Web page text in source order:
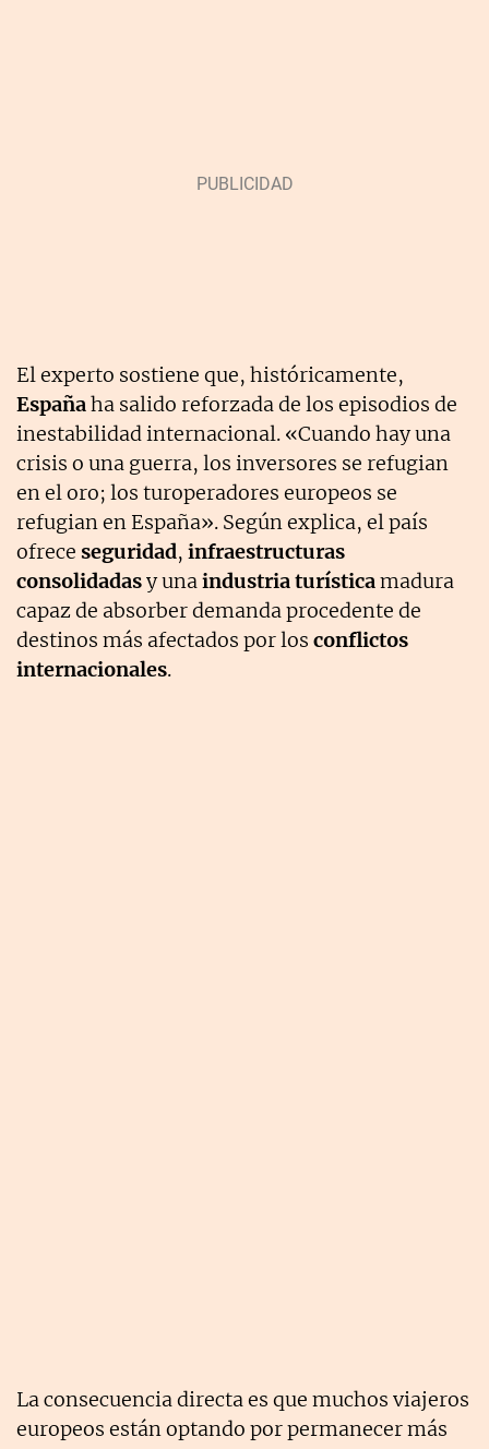
El experto sostiene que, históricamente,
Españaha salido reforzada de los episodios de
inestabilidad internacional. «Cuando hay una
crisis o una guerra, los inversores se refugian
en el oro; los turoperadores europeos se
refugian en España». Según explica, el país
ofrece seguridad, infraestructuras
consolidadasy unaindustria turísticamadura
capaz de absorber demanda procedente de
destinos más afectados por los conflictos
internacionales.
La consecuencia directa es que muchos viajeros
europeos están optando por permanecer más